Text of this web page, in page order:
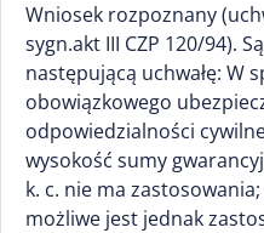
Wniosek rozpoznany
sygn.akt III CZP 120/94).
następującą uchwałę: W
obowiązkowego
odpowiedzialności
wysokość sumy
k. c. nie ma
możliwe jest jednak